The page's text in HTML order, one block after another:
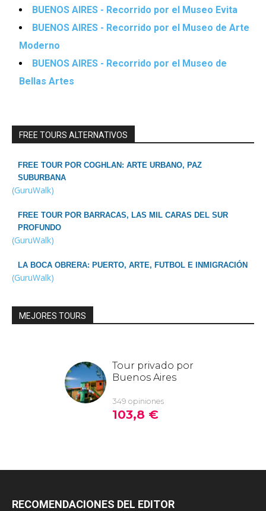
BUENOS AIRES - Recorrido por el Museo Evita
BUENOS AIRES - Recorrido por el Museo de Arte
Moderno
BUENOS AIRES - Recorrido por el Museo de
Bellas Artes
FREE TOURS ALTERNATIVOS
FREE TOUR POR COGHLAN: ARTE URBANO, PAZ
SUBURBANA
(GuruWalk)
FREE TOUR POR BARRACAS, LAS MIL CARAS DEL SUR
PROFUNDO
(GuruWalk)
LA BOCA OBRERA: PUERTO, ARTE, FUTBOL E INMIGRACIÓN
(GuruWalk)
MEJORES TOURS
RECOMENDACIONES DEL EDITOR